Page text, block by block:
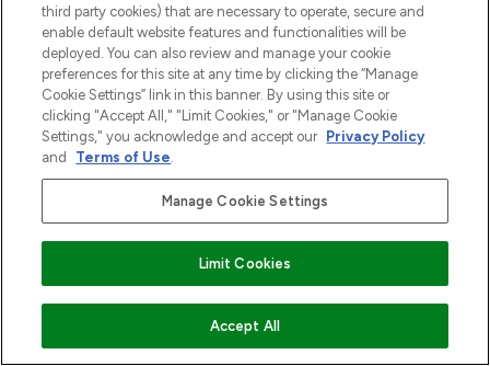
VOEG TOE AAN WINKELMANDJE
third party cookies) that are necessary to operate, secure and
enable default website features and functionalities will be
deployed. You can also review and manage your cookie
preferences for this site at any time by clicking the “Manage
Cookie Settings” link in this banner. By using this site or
clicking "Accept All," "Limit Cookies," or "Manage Cookie
Settings," you acknowledge and accept our Privacy Policy
and
Terms of Use.
Manage Cookie Settings
Limit Cookies
Accept All